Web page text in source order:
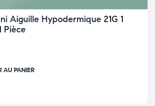
Aiguille Hypodermique 21G 1
Pièce
AU PANIER